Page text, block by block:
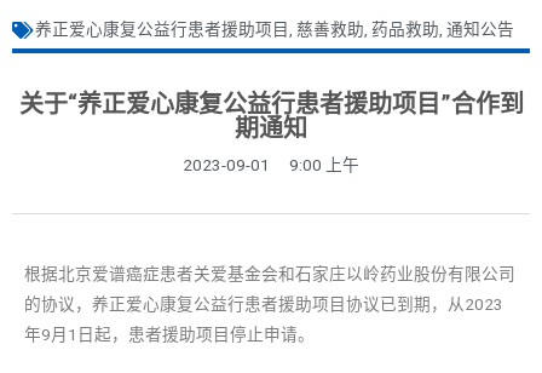
养正爱心康复公益行患者援助项目, 慈善救助, 药品救助, 通知公告
关于“养正爱心康复公益行患者援助项目”合作到
期通知
2023-09-01 9:00 上午
根据北京爱谱癌症患者关爱基金会和石家庄以岭药业股份有限公司
的协议，养正爱心康复公益行患者援助项目协议已到期，从2023
年9月1日起，患者援助项目停止申请。